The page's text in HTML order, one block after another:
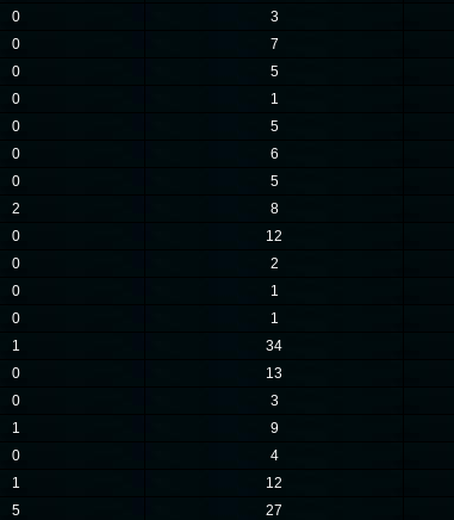
0
3
0
7
0
5
0
1
0
5
0
6
0
5
2
8
0
12
0
2
0
1
0
1
1
34
0
13
0
3
1
9
0
4
1
12
5 27